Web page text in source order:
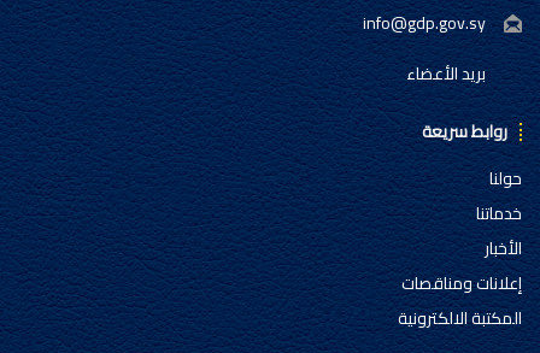
info@gdp.gov.sy
بريد الأعضاء
روابط سريعة
حولنا
خدماتنا
الأخبار
إعلانات ومناقصات
المكتبة الالكترونية